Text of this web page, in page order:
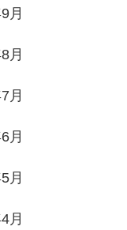
月
月
月
月
月
月